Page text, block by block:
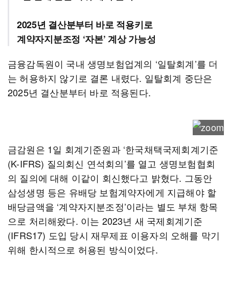
2025년 결산분부터 바로 적용키로
계약자지분조정 ‘자본’ 계상 가능성
금융감독원이 국내 생명보험업계의 ‘일탈회계’를 더
는 허용하지 않기로 결론 내렸다. 일탈회계 중단은
2025년 결산분부터 바로 적용된다.
금감원은 1일 회계기준원과 ‘한국채택국제회계기준
(K-IFRS) 질의회신 연석회의’를 열고 생명보험협회
의 질의에 대해 이같이 회신했다고 밝혔다. 그동안
삼성생명 등은 유배당 보험계약자에게 지급해야 할
배당금액을 ‘계약자지분조정’이라는 별도 부채 항목
으로 처리해왔다. 이는 2023년 새 국제회계기준
(IFRS17) 도입 당시 재무제표 이용자의 오해를 막기
위해 한시적으로 허용된 방식이었다.